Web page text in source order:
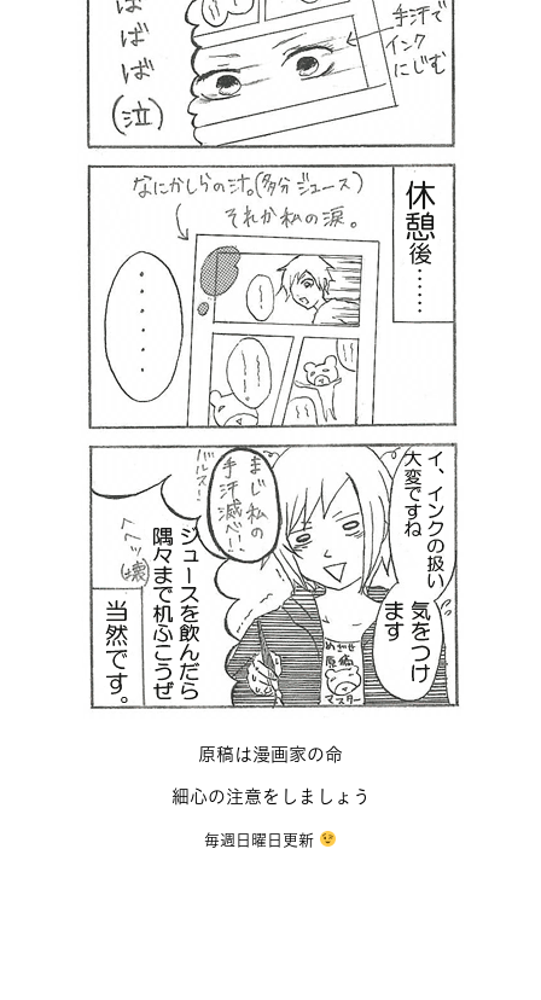
原稿は漫画家の命
細心の注意をしましょう
毎週日曜日更新